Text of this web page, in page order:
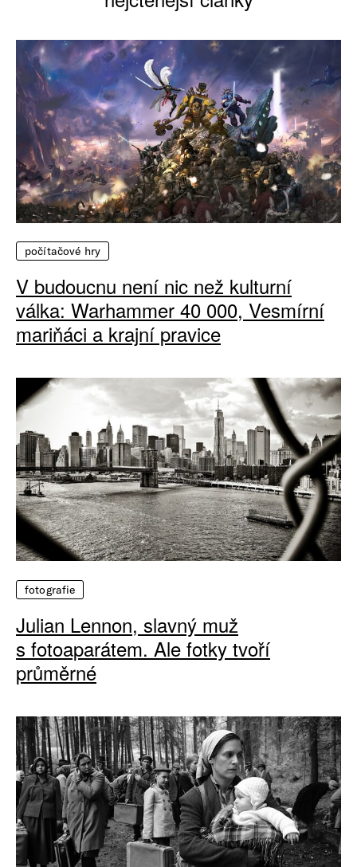
počítačové hry
V budoucnu není nic než kulturní
válka: Warhammer 40 000, Vesmírní
mariňáci a krajní pravice
fotografie
Julian Lennon, slavný muž
s fotoaparátem. Ale fotky tvoří
průměrné